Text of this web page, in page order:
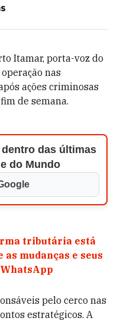
Itamar, porta-voz do
nas
ações criminosas
de semana.
das últimas
do Mundo
tributária está
mudanças e seus
pelo cerco nas
estratégicos. A